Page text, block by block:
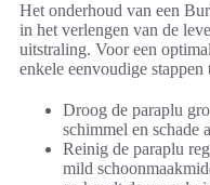
Het onderhoud van een
in het verlengen van de
uitstraling. Voor een
enkele eenvoudige stappen
Droog de paraplu
schimmel en schade
Reinig de paraplu
mild